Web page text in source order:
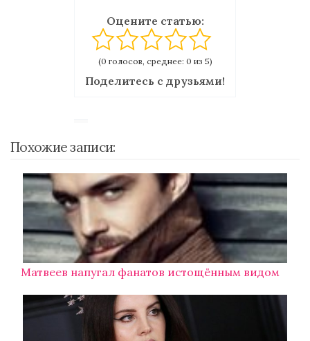
Оцените статью:
(0 голосов, среднее: 0 из 5)
Поделитесь с друзьями!
Похожие записи:
Матвеев напугал фанатов истощённым видом